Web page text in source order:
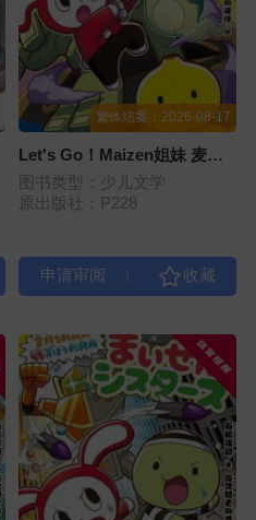
繁体结案：2026-08-17
Let's Go！Maizen姐妹 麦基
变成“被遗忘的巨人”之后！？
（第六册）
图书类型：少儿文学
原出版社：P228